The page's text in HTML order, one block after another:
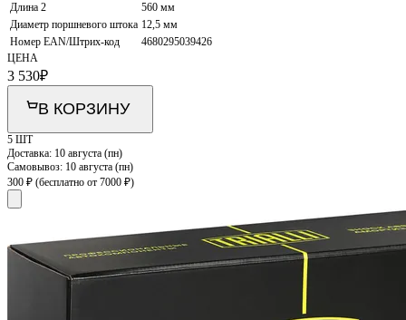
Длина 2
560 мм
Диаметр поршневого штока 12,5 мм
Номер EAN/Штрих-код
4680295039426
ЦЕНА
3 530₽
В КОРЗИНУ
5 ШТ
Доставка: 10 августа (пн)
Самовывоз: 10 августа (пн)
300 ₽ (бесплатно от 7000 ₽)